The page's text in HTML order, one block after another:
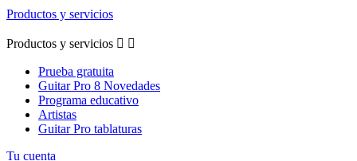
Productos y servicios
Productos y servicios  
Prueba gratuita
Guitar Pro 8 Novedades
Programa educativo
Artistas
Guitar Pro tablaturas
Tu cuenta